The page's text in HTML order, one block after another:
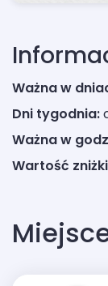
Ważna w
Dni tygodnia:
Ważna w
Wartość